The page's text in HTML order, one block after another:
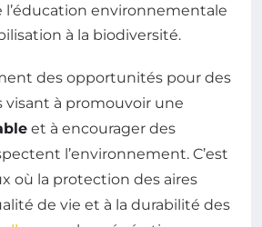
l’éducation environnementale
à la biodiversité.
des opportunités pour des
visant à promouvoir une
et à encourager des
l’environnement. C’est
où la protection des aires
de vie et à la durabilité des